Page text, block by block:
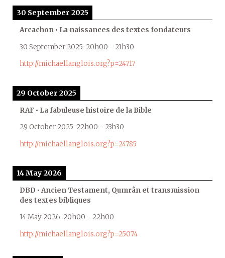
30 September 2025
Arcachon • La naissances des textes fondateurs
30 September 2025 20h00 - 21h30
http://michaellanglois.org?p=24717
29 October 2025
RAF • La fabuleuse histoire de la Bible
29 October 2025 22h00 - 23h30
http://michaellanglois.org?p=24785
14 May 2026
DBD • Ancien Testament, Qumrân et transmission
des textes bibliques
14 May 2026 20h00 - 22h00
http://michaellanglois.org?p=25074